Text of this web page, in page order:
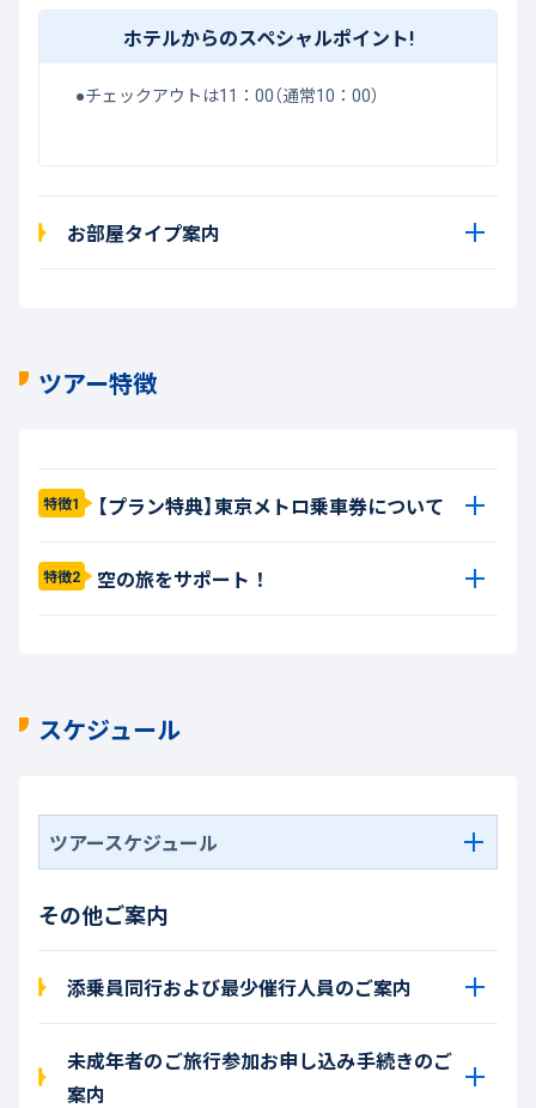
ホテルからのスペシャルポイント!
●チェックアウトは11：00（通常10：00）
お部屋タイプ案内
ツアー特徴
特徴1 【プラン特典】東京メトロ乗車券について
特徴2 空の旅をサポート！
スケジュール
ツアースケジュール
その他ご案内
添乗員同行および最少催行人員のご案内
未成年者のご旅行参加お申し込み手続きのご
案内